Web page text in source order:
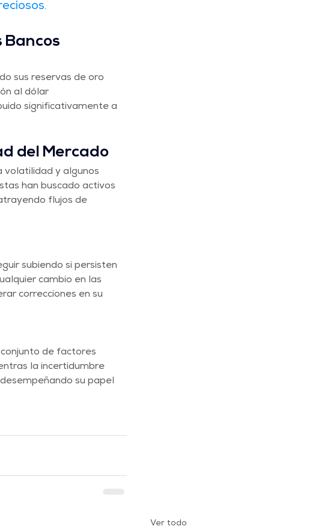
Bancos
sus reservas de oro
al dólar
significativamente a
del Mercado
volatilidad y algunos
han buscado activos
flujos de
subiendo si persisten
cambio en las
correcciones en su
de factores
la incertidumbre
su papel
Ver todo